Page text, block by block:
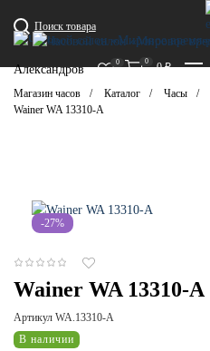
Поиск товара
Александров
0 0 0 ₽
Магазин часов Каталог Часы
Wainer WA 13310-A
-27%
Wainer WA 13310-A
Артикул WA.13310-A
В наличии